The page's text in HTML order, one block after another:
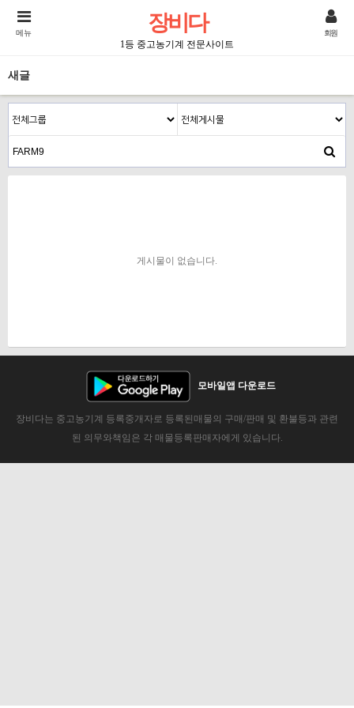
장비다
1등 중고농기계 전문사이트
메뉴 회원
새글
게시물이 없습니다.
모바일앱 다운로드
장비다는 중고농기계 등록중개자로 등록된매물의 구매/판매 및 환불등과 관련
된 의무와책임은 각 매물등록판매자에게 있습니다.